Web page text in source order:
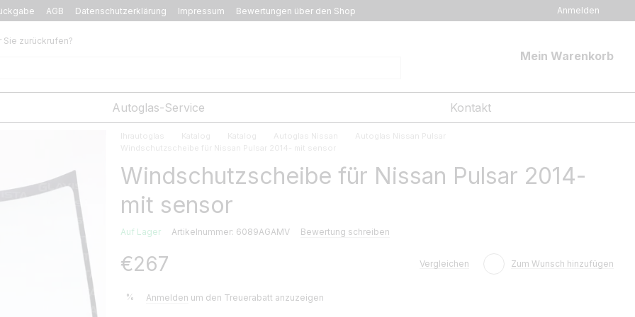
AGB Datenschutzerklärung Impressum Bewertungen über den Shop Anmelden
Sie zurückrufen?
Mein Warenkorb
Autoglas-Service Kontakt
Ihrautoglas Katalog Katalog Autoglas Nissan
Autoglas Nissan Pulsar
Windschutzscheibe für Nissan Pulsar 2014- mit sensor
Windschutzscheibe für Nissan Pulsar 2014-
mit sensor
Auf Lager Artikelnummer: 6089AGAMV Bewertung schreiben
€267 Vergleichen Zum Wunsch hinzufügen
% Anmelden um den Treuerabatt anzuzeigen